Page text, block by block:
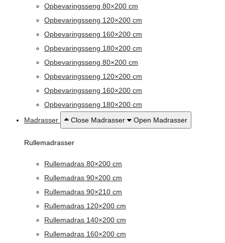
Opbevaringsseng 80×200 cm
Opbevaringsseng 120×200 cm
Opbevaringsseng 160×200 cm
Opbevaringsseng 180×200 cm
Opbevaringsseng 80×200 cm
Opbevaringsseng 120×200 cm
Opbevaringsseng 160×200 cm
Opbevaringsseng 180×200 cm
Madrasser
Close Madrasser Open Madrasser
Rullemadrasser
Rullemadras 80×200 cm
Rullemadras 90×200 cm
Rullemadras 90×210 cm
Rullemadras 120×200 cm
Rullemadras 140×200 cm
Rullemadras 160×200 cm